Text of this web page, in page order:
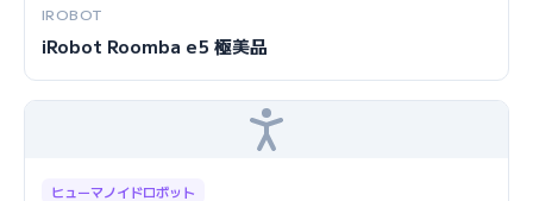
IROBOT
iRobot Roomba e5 極美品
ヒューマノイドロボット